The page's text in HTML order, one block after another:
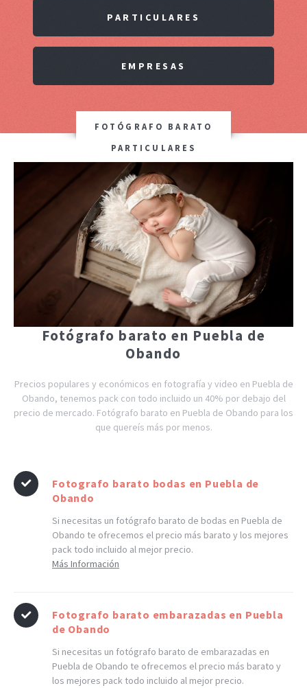
PARTICULARES
EMPRESAS
FOTÓGRAFO BARATO
PARTICULARES
Fotógrafo barato en Puebla de
Obando
Precios populares y económicos en fotografía y video en Puebla de
Obando, tenemos pack con todo incluido un 40% por debajo del
precio de mercado. Fotógrafo barato en Puebla de Obando para los
que quereís más por menos.
Fotografo barato bodas en Puebla de
Obando
Si necesitas un fotógrafo barato de bodas en Puebla de
Obando te ofrecemos el precio más barato y los mejores
pack todo incluido al mejor precio.
Más Información
Fotografo barato embarazadas en Puebla
de Obando
Si necesitas un fotógrafo barato de embarazadas en
Puebla de Obando te ofrecemos el precio más barato y
los mejores pack todo incluido al mejor precio.